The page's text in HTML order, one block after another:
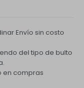
Envío sin costo
del tipo de bulto
en compras